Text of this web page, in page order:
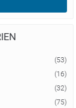
(53)
(16)
(32)
(75)